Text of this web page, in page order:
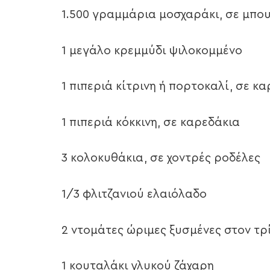
1.500 γραμμάρια μοσχαράκι, σε
1 μεγάλο κρεμμύδι ψιλοκομμένο
1 πιπεριά κίτρινη ή πορτοκαλί, σε
1 πιπεριά κόκκινη, σε καρεδάκια
3 κολοκυθάκια, σε χοντρές ροδέλες
1/3 φλιτζανιού ελαιόλαδο
2 ντομάτες ώριμες ξυσμένες στον
1 κουταλάκι γλυκού ζάχαρη